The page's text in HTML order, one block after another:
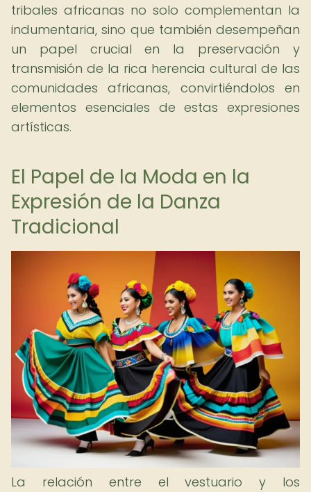
tribales africanas no solo complementan la
indumentaria, sino que también desempeñan
un papel crucial en la preservación y
transmisión de la rica herencia cultural de las
comunidades africanas, convirtiéndolos en
elementos esenciales de estas expresiones
artísticas.
El Papel de la Moda en la
Expresión de la Danza
Tradicional
La relación entre el vestuario y los